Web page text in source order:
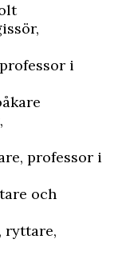
i
professor i
och
ryttare,